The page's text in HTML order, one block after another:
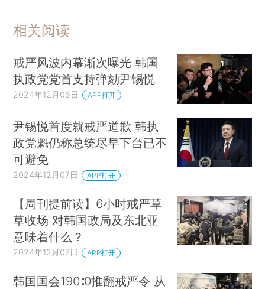
相关阅读
戒严风波内幕渐次曝光 韩国
执政党党首支持弹劾尹锡悦
2024年12月06日 APP打开
尹锡悦首度就戒严道歉 韩执
政党魁仍称总统尽早下台已不
可避免
2024年12月07日 APP打开
【周刊提前读】6小时戒严草
草收场 对韩国政局及东北亚
意味着什么？
2024年12月07日 APP打开
韩国国会190∶0推翻戒严令 从